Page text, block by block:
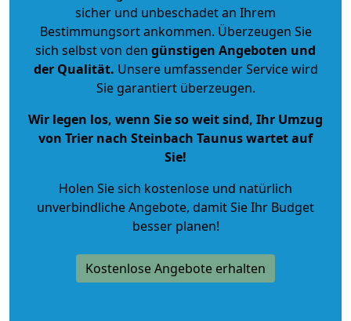
sicher und unbeschadet an Ihrem
Bestimmungsort ankommen. Überzeugen Sie
sich selbst von den günstigen Angeboten und
der Qualität. Unsere umfassender Service wird
Sie garantiert überzeugen.
Wir legen los, wenn Sie so weit sind, Ihr Umzug
von Trier nach Steinbach Taunus wartet auf
Sie!
Holen Sie sich kostenlose und natürlich
unverbindliche Angebote, damit Sie Ihr Budget
besser planen!
Kostenlose Angebote erhalten